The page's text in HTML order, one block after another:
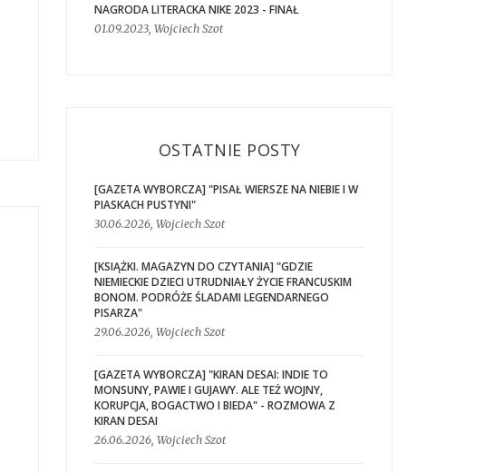
NAGRODA LITERACKA NIKE 2023 - FINAŁ
01.09.2023, Wojciech Szot
OSTATNIE POSTY
[GAZETA WYBORCZA] "PISAŁ WIERSZE NA NIEBIE I W
PIASKACH PUSTYNI"
30.06.2026, Wojciech Szot
[KSIĄŻKI. MAGAZYN DO CZYTANIA] "GDZIE
NIEMIECKIE DZIECI UTRUDNIAŁY ŻYCIE FRANCUSKIM
BONOM. PODRÓŻE ŚLADAMI LEGENDARNEGO
PISARZA"
29.06.2026, Wojciech Szot
[GAZETA WYBORCZA] "KIRAN DESAI: INDIE TO
MONSUNY, PAWIE I GUJAWY. ALE TEŻ WOJNY,
KORUPCJA, BOGACTWO I BIEDA" - ROZMOWA Z
KIRAN DESAI
26.06.2026, Wojciech Szot